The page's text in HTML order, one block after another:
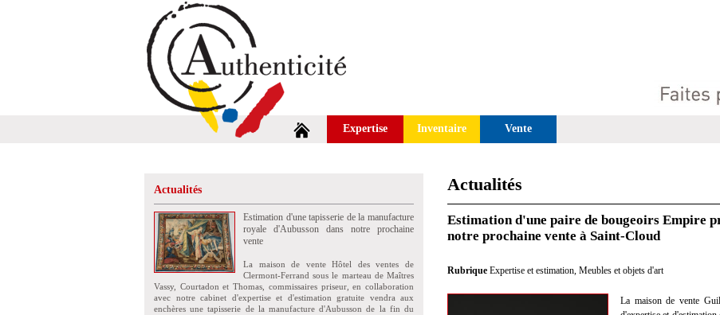
Expertise Inventaire Vente
Actualités
Estimation d'une tapisserie de la manufacture
royale d'Aubusson dans notre prochaine
vente
La maison de vente Hôtel des ventes de
Clermont-Ferrand sous le marteau de Maîtres
Vassy, Courtadon et Thomas, commissaires priseur, en collaboration
avec notre cabinet d'expertise et d'estimation gratuite vendra aux
enchères une tapisserie de la manufacture d'Aubusson de la fin du
Actualités
Estimation d'une paire de bougeoirs Empire
notre prochaine vente à Saint-Cloud
Rubrique Expertise et estimation, Meubles et objets d'art
La maison de vente